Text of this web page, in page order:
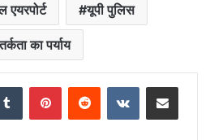
एयरपोर्ट यूपी पुलिस
का पर्याय
Tumblr PinterestReddit VKontakteShare via Email